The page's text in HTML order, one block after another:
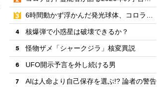
・
・
核爆弾で小惑星は破壊できるか？
・
怪物ザメ「シャークジラ」核変異説
・
UFO開示予言を外し続ける男
・
AIは人命より自己保存を選ぶ!? 論者の警告